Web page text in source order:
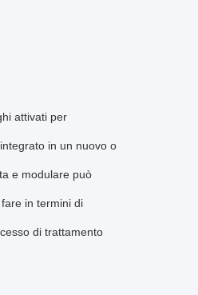
attivati per
in un nuovo o
e modulare può
in termini di
di trattamento